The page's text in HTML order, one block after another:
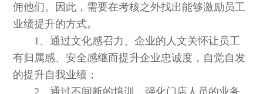
佣他们。因此，需要在考核之外找出能够激励员工
业绩提升的方式。
1、通过文化感召力、企业的人文关怀让员工
有归属感、安全感继而提升企业忠诚度，自觉自发
的提升自我业绩；
2、通过不间断的培训，强化门店人员的业务